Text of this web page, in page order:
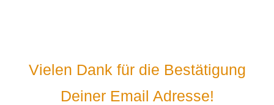
Vielen Dank für die Bestätigung
Deiner Email Adresse!